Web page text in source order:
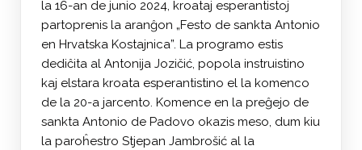
la 16-an de junio 2024, kroataj esperantistoj
partoprenis la aranĝon „Festo de sankta Antonio
en Hrvatska Kostajnica”. La programo estis
dediĉita al Antonija Jozičić, popola instruistino
kaj elstara kroata esperantistino el la komenco
de la 20-a jarcento. Komence en la preĝejo de
sankta Antonio de Padovo okazis meso, dum kiu
la paroĥestro Stjepan Jambrošić al la